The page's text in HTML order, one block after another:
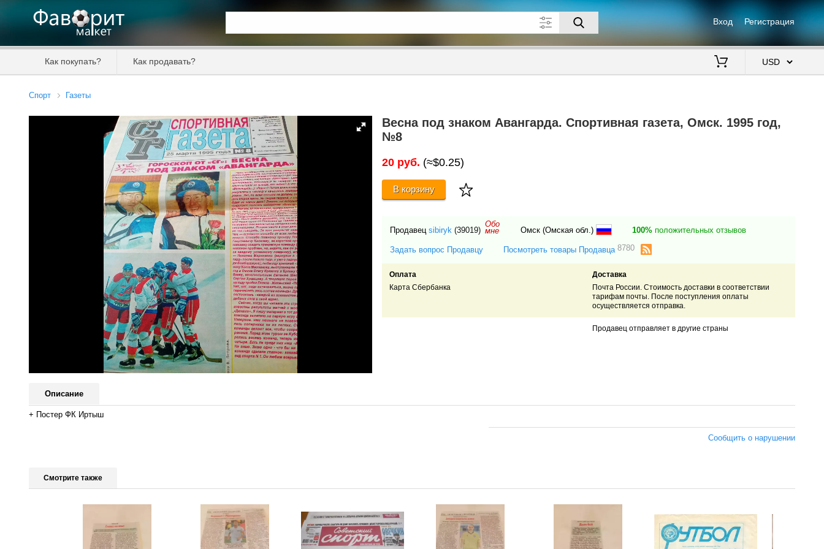
Вход Регистрация
Как покупать? Как продавать?
Спорт Газеты
Весна под знаком Авангарда. Спортивная газета, Омск. 1995 год,
№8
20 руб. (≈$0.25)
В корзину
Продавец sibiryk (39019)
Обо
мне Омск (Омская обл.) 100%положительных отзывов
Задать вопрос Продавцу Посмотреть товары Продавца 8780
Оплата
Карта Сбербанка
Доставка
Почта России. Стоимость доставки в соответствии
тарифам почты. После поступления оплаты
осуществляется отправка.
Продавец отправляет в другие страны
Описание
+ Постер ФК Иртыш
Сообщить о нарушении
Смотрите также